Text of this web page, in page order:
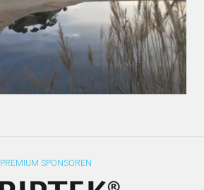
PREMIUM SPONSOREN